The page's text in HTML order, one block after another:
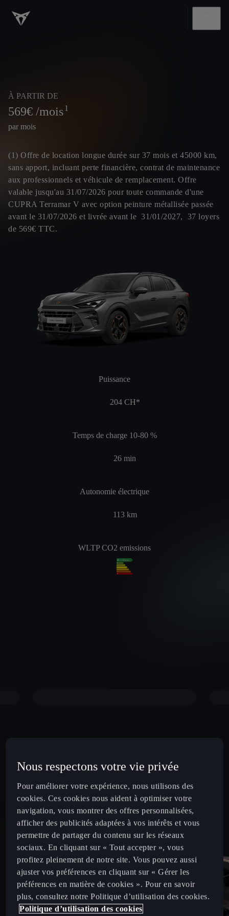
À PARTIR DE
569€ /mois1
par mois
(1) Offre de location longue durée sur 37 mois et 45000 km,
sans apport, incluant perte financière, contrat de maintenance
aux professionnels et véhicule de remplacement. Offre
valable jusqu'au 31/07/2026 pour toute commande d'une
CUPRA Terramar V avec option peinture métallisée passée
avant le 31/07/2026 et livrée avant le 31/01/2027, 37 loyers
de 569€ TTC.
Puissance
204 CH*
Temps de charge 10-80 %
26 min
Autonomie électrique
113 km
WLTP CO2 emissions
Nous respectons votre vie privée
Pour améliorer votre expérience, nous utilisons des
cookies. Ces cookies nous aident à optimiser votre
navigation, vous montrer des offres personnalisées,
afficher des publicités adaptées à vos intérêts et vous
permettre de partager du contenu sur les réseaux
sociaux. En cliquant sur « Tout accepter », vous
profitez pleinement de notre site. Vous pouvez aussi
ajuster vos préférences en cliquant sur « Gérer les
préférences en matière de cookies ». Pour en savoir
plus, consultez notre Politique d’utilisation des cookies.
Politique d’utilisation des cookies